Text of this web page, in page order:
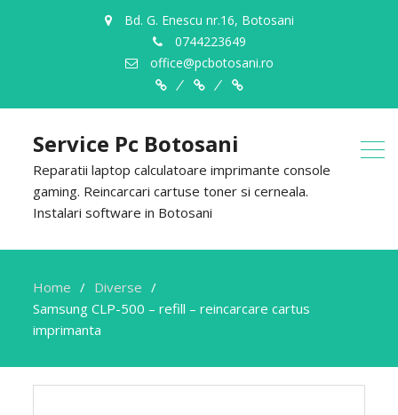
Bd. G. Enescu nr.16, Botosani
0744223649
office@pcbotosani.ro
Despre
Noi
ServiciiContact
Service Pc Botosani
Reparatii laptop calculatoare imprimante console
gaming. Reincarcari cartuse toner si cerneala.
Instalari software in Botosani
Home
Diverse
Samsung CLP-500 – refill – reincarcare cartus
imprimanta